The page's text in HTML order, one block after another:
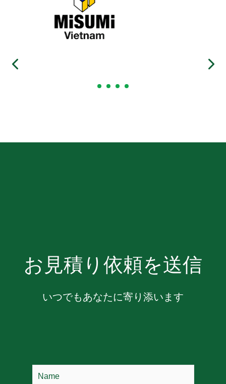
お見積り依頼を送信
いつでもあなたに寄り添います